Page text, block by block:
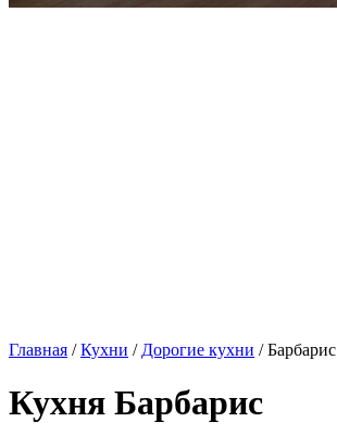
Главная /Кухни / Дорогие кухни / Барбарис
Кухня Барбарис